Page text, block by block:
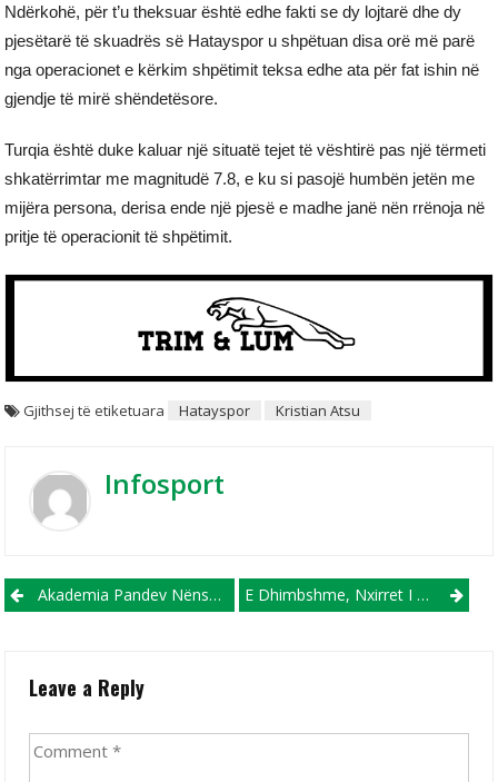
Ndërkohë, për t’u theksuar është edhe fakti se dy lojtarë dhe dy
pjesëtarë të skuadrës së Hatayspor u shpëtuan disa orë më parë
nga operacionet e kërkim shpëtimit teksa edhe ata për fat ishin në
gjendje të mirë shëndetësore.
Turqia është duke kaluar një situatë tejet të vështirë pas një tërmeti
shkatërrimtar me magnitudë 7.8, e ku si pasojë humbën jetën me
mijëra persona, derisa ende një pjesë e madhe janë nën rrënoja në
pritje të operacionit të shpëtimit.
Gjithsej të etiketuara Hatayspor Kristian Atsu
Infosport
Post navigation
Akademia Pandev Nënshkruan Me Turkun Akgul E Dhimbshme, Nxirret I Pajetë Trupi I Portierit Të Malatyaspor, Tyrkaslan!
Leave a Reply